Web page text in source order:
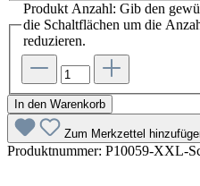
Produkt Anzahl: Gib den
die Schaltflächen um die
reduzieren.
In den Warenkorb
Zum Merkzettel
Produktnummer: P10059-XXL-